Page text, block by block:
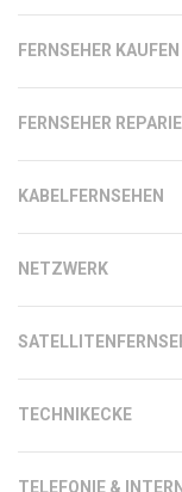
FERNSEHER KAUFEN
FERNSEHER
KABELFERNSEHEN
NETZWERK
TECHNIKECKE
TELEFONIE &